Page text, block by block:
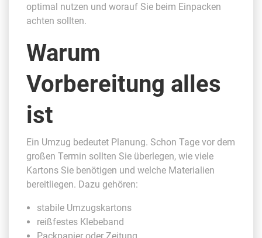
optimal nutzen und worauf Sie beim Einpacken
achten sollten.
Warum
Vorbereitung alles
ist
Ein Umzug bedeutet Planung. Schon Tage vor dem
großen Termin sollten Sie überlegen, wie viele
Kartons Sie benötigen und welche Materialien
bereitliegen. Dazu gehören:
stabile Umzugskartons
reißfestes Klebeband